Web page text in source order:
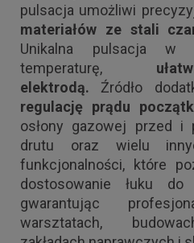
pulsacja umożliwi
materiałów ze stali
Unikalna pulsacja w
temperaturę,
elektrodą. Źródło
regulację prądu
osłony gazowej przed i
drutu oraz wielu
funkcjonalności, które
dostosowanie łuku
gwarantując
warsztatach,